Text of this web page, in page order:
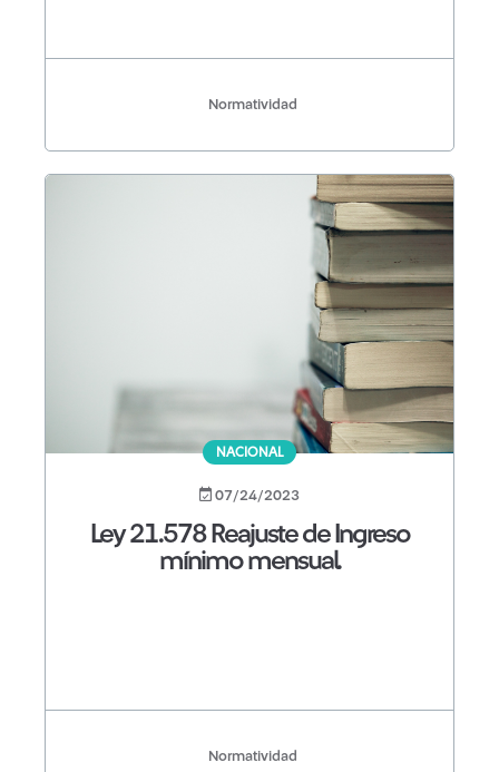
Normatividad
NACIONAL
07/24/2023
Ley 21.578 Reajuste de Ingreso
mínimo mensual.
Normatividad